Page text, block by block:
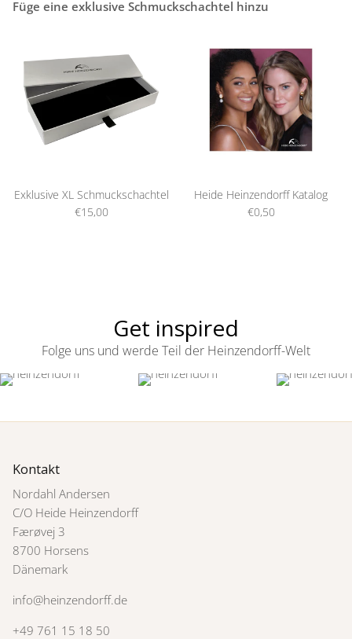
Füge eine exklusive Schmuckschachtel hinzu
Exklusive XL Schmuckschachtel
€15,00
Heide Heinzendorff Katalog
€0,50
Get inspired
Folge uns und werde Teil der Heinzendorff-Welt
Kontakt
Nordahl Andersen
C/O Heide Heinzendorff
Færøvej 3
8700 Horsens
Dänemark
info@heinzendorff.de
+49 761 15 18 50